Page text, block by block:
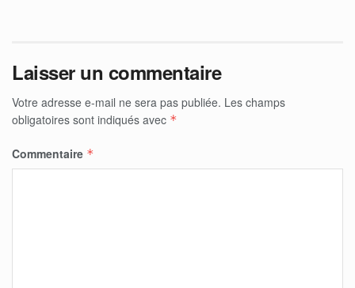
Laisser un commentaire
Votre adresse e-mail ne sera pas publiée. Les champs
obligatoires sont indiqués avec *
Commentaire *